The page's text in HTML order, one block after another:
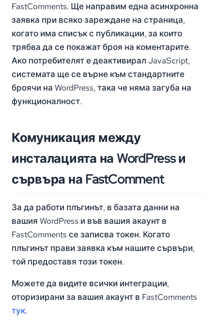
FastComments. Ще направим една асинхронна
заявка при всяко зареждане на страница,
когато има списък с публикации, за които
трябва да се покажат броя на коментарите.
Ако потребителят е деактивирал JavaScript,
системата ще се върне към стандартните
броячи на WordPress, така че няма загуба на
функционалност.
Комуникация между
инсталацията на WordPress и
сървъра на FastComment
За да работи плъгинът, в базата данни на
вашия WordPress и във вашия акаунт в
FastComments се записва токен. Когато
плъгинът прави заявка към нашите сървъри,
той предоставя този токен.
Можете да видите всички интеграции,
оторизирани за вашия акаунт в FastComments
тук.